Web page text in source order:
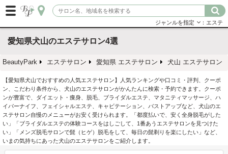
ジャンルを指定 ：エステ
愛知県犬山のエステサロン4選
BeautyPark エステサロン 愛知県 エステサロン 犬山 エステサロン
【愛知県犬山でおすすめの人気エステサロン】人気ランキングや口コミ・評判、クーポ
ン、こだわり条件から、犬山のエステサロンがかんたんに検索・予約できます。クーポ
ンが豊富で、ダイエット・痩身、脱毛、ブライダルエステ、マタニティマッサージ、ハ
イパーナイフ、フェイシャルエステ、キャビテーション、バストアップなど、犬山のエ
ステサロン自慢のメニューがお安く受けられます。「都度払いで、安く全身脱毛がした
い」「ブライダルエステの体験コースをはしごして、1番あうエステサロンを見つけた
い」「メンズ脱毛サロンで髭（ヒゲ）脱毛をして、毎日の髭剃りを楽にしたい」など、
いまの気持ちにあった犬山のエステサロンをご紹介します。